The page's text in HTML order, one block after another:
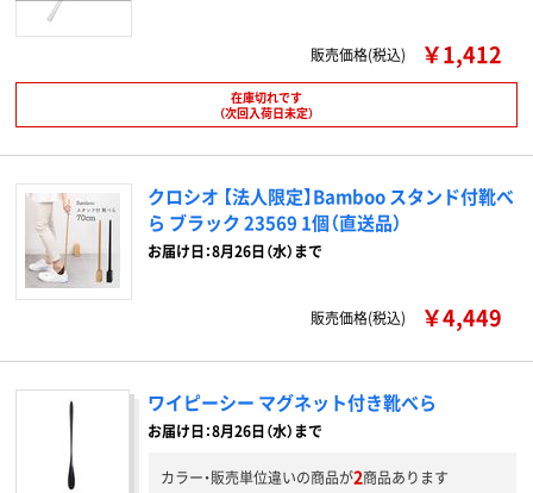
販売価格(税込) ￥1,412
在庫切れです
（次回入荷日未定）
クロシオ 【法人限定】Bamboo スタンド付靴べ
ら ブラック 23569 1個（直送品）
お届け日：8月26日（水）まで
販売価格(税込) ￥4,449
ワイピーシー マグネット付き靴べら
お届け日：8月26日（水）まで
カラー・販売単位違いの商品が2商品あります